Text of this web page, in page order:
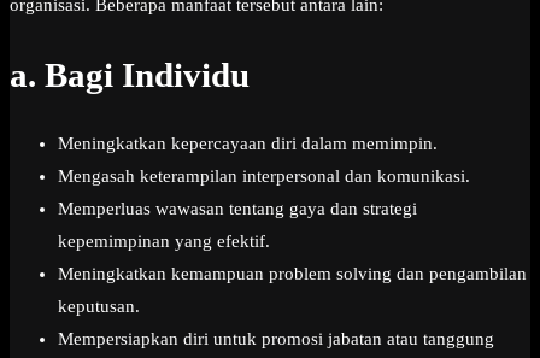
organisasi. Beberapa manfaat tersebut antara lain:
a. Bagi Individu
Meningkatkan kepercayaan diri dalam memimpin.
Mengasah keterampilan interpersonal dan komunikasi.
Memperluas wawasan tentang gaya dan strategi
kepemimpinan yang efektif.
Meningkatkan kemampuan problem solving dan pengambilan
keputusan.
Mempersiapkan diri untuk promosi jabatan atau tanggung